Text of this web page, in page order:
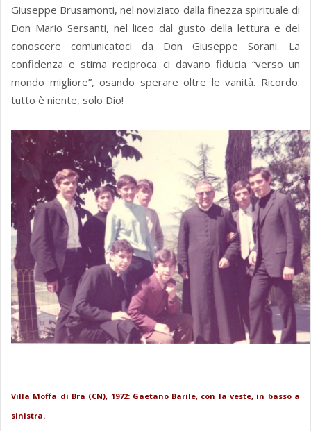
Giuseppe Brusamonti, nel noviziato dalla finezza spirituale di
Don Mario Sersanti, nel liceo dal gusto della lettura e del
conoscere comunicatoci da Don Giuseppe Sorani. La
confidenza e stima reciproca ci davano fiducia “verso un
mondo migliore”, osando sperare oltre le vanità. Ricordo:
tutto è niente, solo Dio!
Villa Moffa di Bra (CN), 1972: Gaetano Barile, con la veste, in basso a
sinistra.